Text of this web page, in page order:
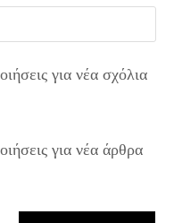
για νέα σχόλια
για νέα άρθρα